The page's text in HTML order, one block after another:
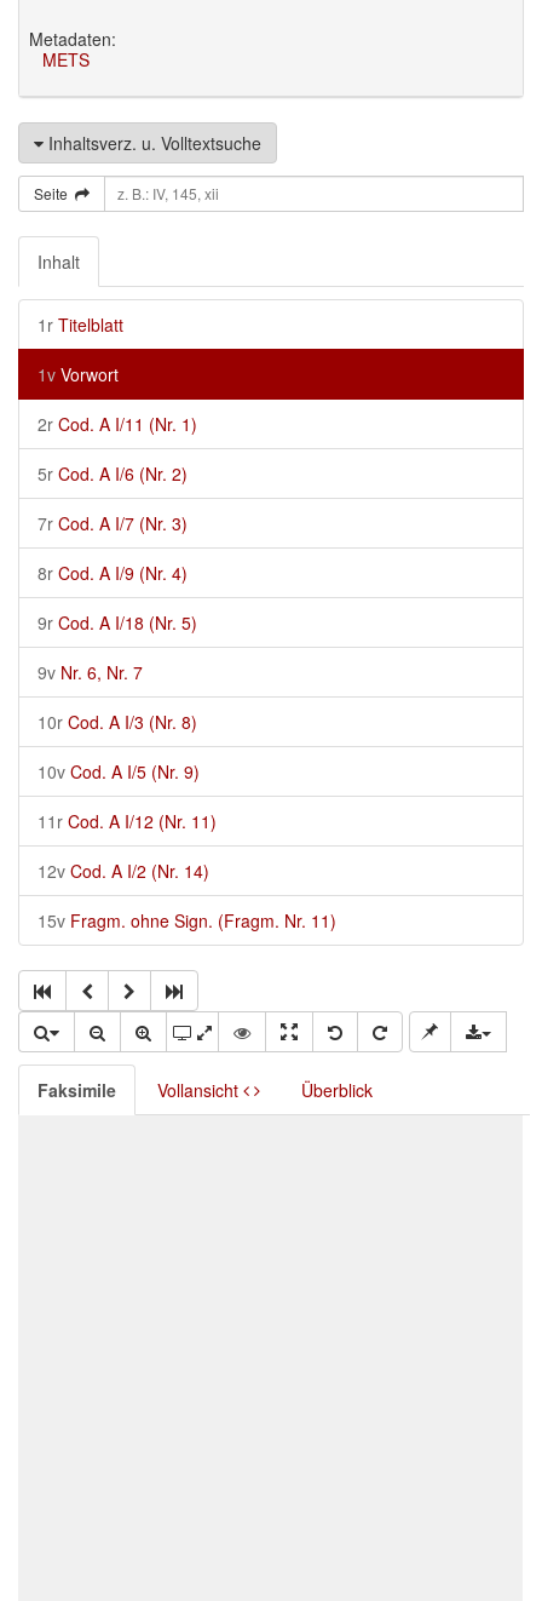
Metadaten:
METS
Inhaltsverz. u. Volltextsuche
Seite
Inhalt
1r Titelblatt
1v Vorwort
2r Cod. A I/11 (Nr. 1)
5r Cod. A I/6 (Nr. 2)
7r Cod. A I/7 (Nr. 3)
8r Cod. A I/9 (Nr. 4)
9r Cod. A I/18 (Nr. 5)
9v Nr. 6, Nr. 7
10r Cod. A I/3 (Nr. 8)
10v Cod. A I/5 (Nr. 9)
11r Cod. A I/12 (Nr. 11)
12v Cod. A I/2 (Nr. 14)
15v Fragm. ohne Sign. (Fragm. Nr. 11)
Faksimile Vollansicht Überblick